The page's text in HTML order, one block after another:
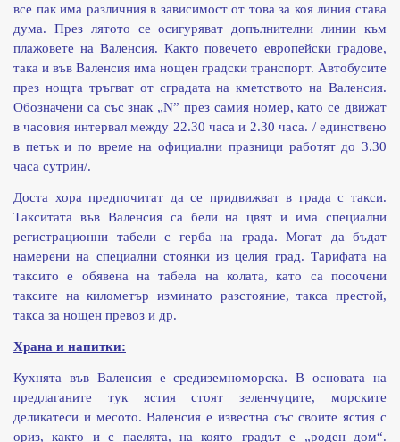
все пак има различния в зависимост от това за коя линия става
дума. През лятото се осигуряват допълнителни линии към
плажовете на Валенсия. Както повечето европейски градове,
така и във Валенсия има нощен градски транспорт. Автобусите
през нощта тръгват от сградата на кметството на Валенсия.
Обозначени са със знак „N” през самия номер, като се движат
в часовия интервал между 22.30 часа и 2.30 часа. / единствено
в петък и по време на официални празници работят до 3.30
часа сутрин/.
Доста хора предпочитат да се придвижват в града с такси.
Такситата във Валенсия са бели на цвят и има специални
регистрационни табели с герба на града. Могат да бъдат
намерени на специални стоянки из целия град. Тарифата на
таксито е обявена на табела на колата, като са посочени
таксите на километър изминато разстояние, такса престой,
такса за нощен превоз и др.
Храна и напитки:
Кухнята във Валенсия е средиземноморска. В основата на
предлаганите тук ястия стоят зеленчуците, морските
деликатеси и месото. Валенсия е известна със своите ястия с
ориз, както и с паелята, на която градът е „роден дом“.